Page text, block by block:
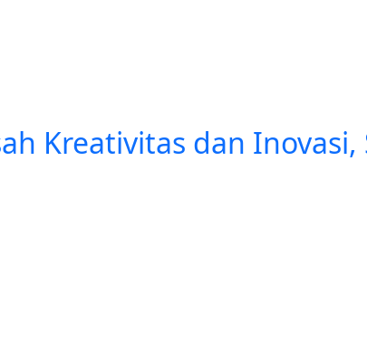
Presentasi dengan Konsep Spiritual
Kreativitas dan Inovasi,